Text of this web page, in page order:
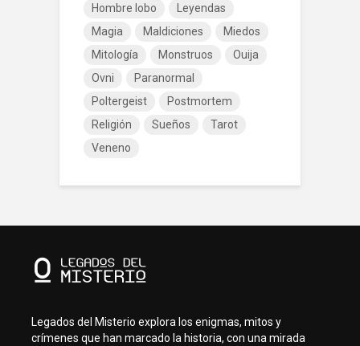
Hombre lobo
Leyendas
Magia
Maldiciones
Miedos
Mitología
Monstruos
Ouija
Ovni
Paranormal
Poltergeist
Postmortem
Religión
Sueños
Tarot
Veneno
Legados del Misterio explora los enigmas, mitos y
crímenes que han marcado la historia, con una mirada